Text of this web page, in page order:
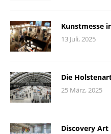
Kunstmesse
13 Juli, 2025
Die
25 März, 2025
Discovery Art